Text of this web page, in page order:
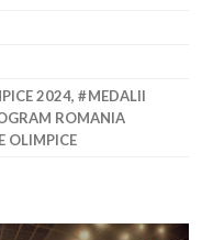
2024,
MEDALII
ROMANIA
OLIMPICE